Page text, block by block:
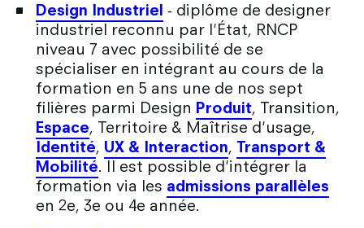
Design Industriel - diplôme de designer
industriel reconnu par l'État, RNCP
niveau 7 avec possibilité de se
spécialiser en intégrant au cours de la
formation en 5 ans une de nos sept
filières parmi Design Produit, Transition,
Espace, Territoire & Maîtrise d'usage,
Identité, UX & Interaction, Transport &
Mobilité. Il est possible d'intégrer la
formation via les admissions parallèles
en 2e, 3e ou 4e année.